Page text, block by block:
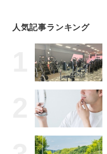
人気記事ランキング